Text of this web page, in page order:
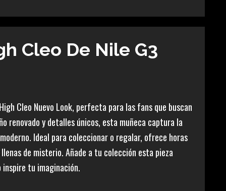
Cleo De Nile G3
Cleo Nuevo Look, perfecta para las fans que buscan
renovado y detalles únicos, esta muñeca captura la
Ideal para coleccionar o regalar, ofrece horas
de misterio. Añade a tu colección esta pieza
inspire tu imaginación.